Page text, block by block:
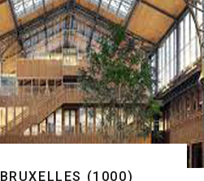
BRUXELLES (1000)